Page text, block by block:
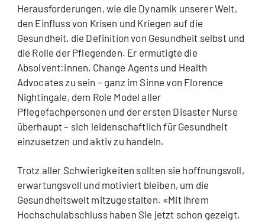
Herausforderungen, wie die Dynamik unserer Welt,
den Einfluss von Krisen und Kriegen auf die
Gesundheit, die Definition von Gesundheit selbst und
die Rolle der Pflegenden. Er ermutigte die
Absolvent:innen, Change Agents und Health
Advocates zu sein – ganz im Sinne von Florence
Nightingale, dem Role Model aller
Pflegefachpersonen und der ersten Disaster Nurse
überhaupt – sich leidenschaftlich für Gesundheit
einzusetzen und aktiv zu handeln.
Trotz aller Schwierigkeiten sollten sie hoffnungsvoll,
erwartungsvoll und motiviert bleiben, um die
Gesundheitswelt mitzugestalten. «Mit Ihrem
Hochschulabschluss haben Sie jetzt schon gezeigt,